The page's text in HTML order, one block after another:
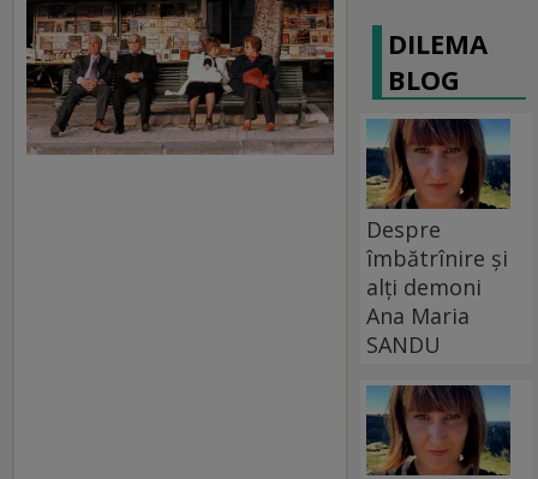
DILEMA
BLOG
Despre
îmbătrînire și
alți demoni
Ana Maria
SANDU